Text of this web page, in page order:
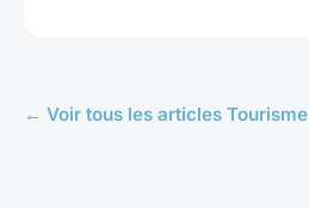
← Voir tous les articles Tourisme